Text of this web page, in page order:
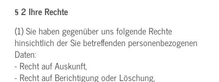
§ 2 Ihre Rechte
(1) Sie haben gegenüber uns folgende Rechte
hinsichtlich der Sie betreffenden personenbezogenen
Daten:
- Recht auf Auskunft,
- Recht auf Berichtigung oder Löschung,